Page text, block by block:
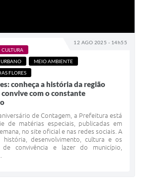
12 AGO 2025 - 14h55
CULTURA
MEIO AMBIENTE
FLORES
conheça a história da região
com o constante
de Contagem, a Prefeitura está
de matérias especiais, publicadas em
no site oficial e nas redes sociais. A
desenvolvimento, cultura e os
de convivência e lazer do município,